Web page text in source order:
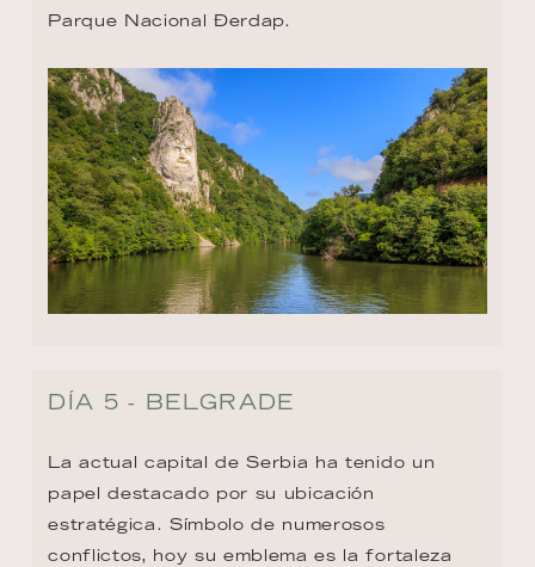
Parque Nacional Ðerdap.
DÍA 5 - BELGRADE
La actual capital de Serbia ha tenido un
papel destacado por su ubicación
estratégica. Símbolo de numerosos
conflictos, hoy su emblema es la fortaleza